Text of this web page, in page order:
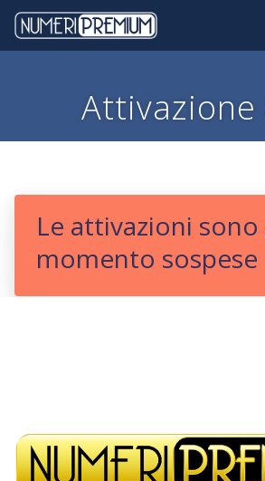
Attivazione
Le attivazioni sono
momento sospese